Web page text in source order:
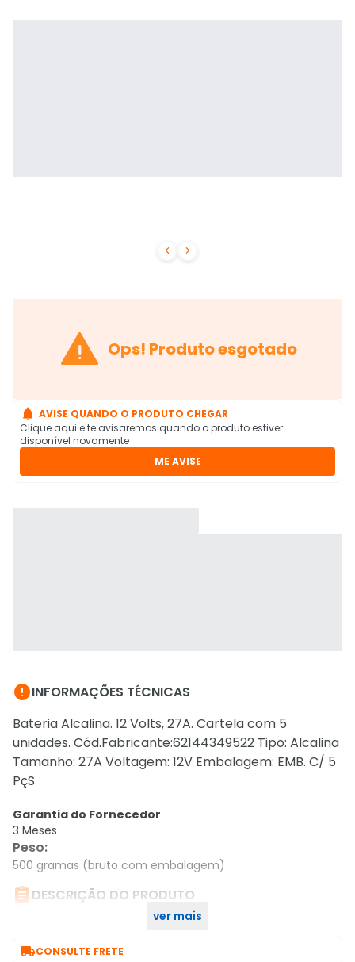
 
 Ops! Produto esgotado
 AVISE QUANDO O PRODUTO CHEGAR
Clique aqui e te avisaremos quando o produto estiver
disponível novamente
ME AVISE
INFORMAÇÕES TÉCNICAS
Bateria Alcalina. 12 Volts, 27A. Cartela com 5
unidades. Cód.Fabricante:62144349522 Tipo: Alcalina
Tamanho: 27A Voltagem: 12V Embalagem: EMB. C/ 5
PçS
Garantia do Fornecedor
3 Meses
Peso:
500 gramas (bruto com embalagem)
DESCRIÇÃO DO PRODUTO
ver mais
CONSULTE FRETE